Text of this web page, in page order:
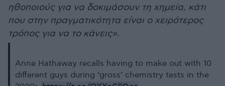
ηθοποιούς για να δοκιμάσουν τη χημεία, κάτι
που στην πραγματικότητα είναι ο χειρότερος
τρόπος για να το κάνεις».
Anne Hathaway recalls having to make out with 10
different guys during ‘gross’ chemistry tests in the